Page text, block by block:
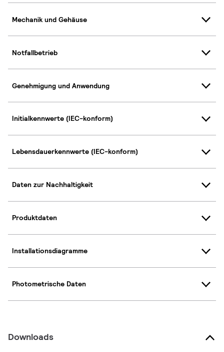
Mechanik und Gehäuse
Notfallbetrieb
Genehmigung und Anwendung
Initialkennwerte (IEC-konform)
Lebensdauerkennwerte (IEC-konform)
Daten zur Nachhaltigkeit
Produktdaten
Installationsdiagramme
Photometrische Daten
Downloads